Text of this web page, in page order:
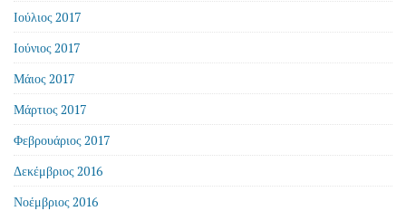
Ιούλιος 2017
Ιούνιος 2017
Μάιος 2017
Μάρτιος 2017
Φεβρουάριος 2017
Δεκέμβριος 2016
Νοέμβριος 2016